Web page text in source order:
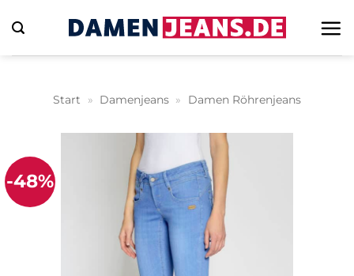
Inhalt
springen
Start » Damenjeans » Damen Röhrenjeans
-48%